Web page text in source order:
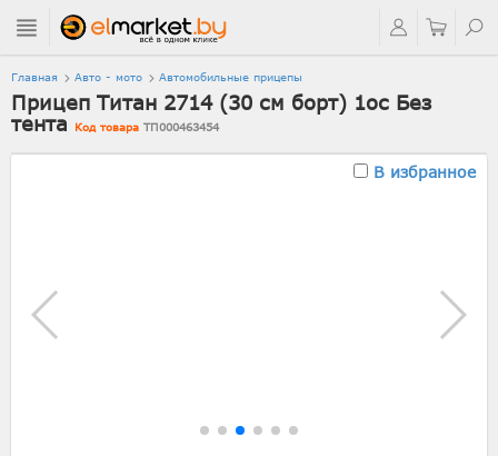
Главная Авто - мото Автомобильные прицепы
Прицеп Титан 2714 (30 см борт) 1ос Без
тента
Код товара ТП000463454
В избранное